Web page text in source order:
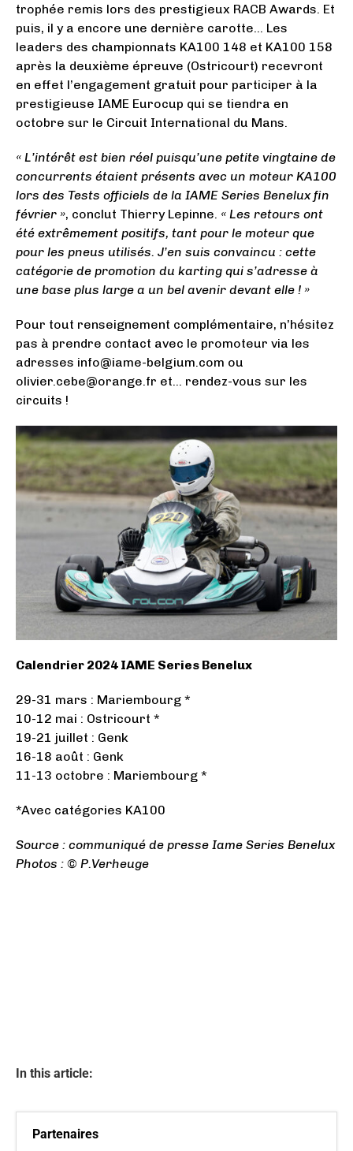
trophée remis lors des prestigieux RACB Awards. Et
puis, il y a encore une dernière carotte… Les
leaders des championnats KA100 148 et KA100 158
après la deuxième épreuve (Ostricourt) recevront
en effet l’engagement gratuit pour participer à la
prestigieuse IAME Eurocup qui se tiendra en
octobre sur le Circuit International du Mans.
« L’intérêt est bien réel puisqu’une petite vingtaine de
concurrents étaient présents avec un moteur KA100
lors des Tests officiels de la IAME Series Benelux fin
février », conclut Thierry Lepinne. « Les retours ont
été extrêmement positifs, tant pour le moteur que
pour les pneus utilisés. J’en suis convaincu : cette
catégorie de promotion du karting qui s’adresse à
une base plus large a un bel avenir devant elle ! »
Pour tout renseignement complémentaire, n’hésitez
pas à prendre contact avec le promoteur via les
adresses info@iame-belgium.com ou
olivier.cebe@orange.fr et… rendez-vous sur les
circuits !
Calendrier 2024 IAME Series Benelux
29-31 mars : Mariembourg *
10-12 mai : Ostricourt *
19-21 juillet : Genk
16-18 août : Genk
11-13 octobre : Mariembourg *
*Avec catégories KA100
Source : communiqué de presse Iame Series Benelux
Photos : © P.Verheuge
In this article:
Partenaires